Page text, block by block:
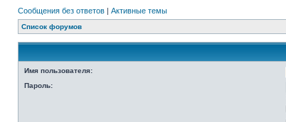
Сообщения без ответов | Активные темы
Список форумов
Имя пользователя:
Пароль: